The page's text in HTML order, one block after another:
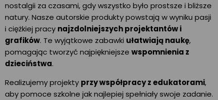
nostalgii za czasami, gdy wszystko było prostsze i bliższe
natury. Nasze autorskie produkty powstają w wyniku pasji
i ciężkiej pracy najzdolniejszych projektantów i
grafików. Te wyjątkowe zabawki ułatwiają naukę,
pomagając tworzyć najpiękniejsze wspomnienia z
dzieciństwa.
Realizujemy projekty przy współpracy z edukatorami,
aby pomoce szkolne jak najlepiej spełniały swoje zadanie.